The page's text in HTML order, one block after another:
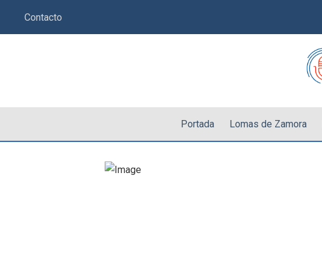
Contacto
Portada Lomas de Zamora